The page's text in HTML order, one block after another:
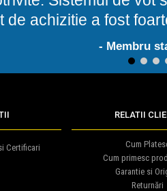
de achizitie a fost
- Membru
1 2 3
Certificari
RELATII
Cum
Cum primesc
Garantie si
Returnări